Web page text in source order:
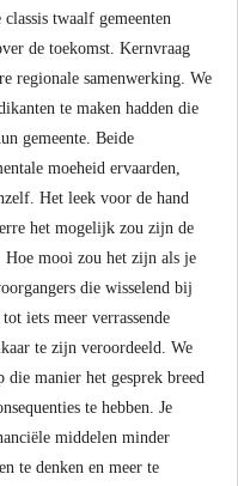
twaalf gemeenten
de toekomst. Kernvraag
regionale samenwerking. We
te maken hadden die
gemeente. Beide
moeheid ervaarden,
Het leek voor de hand
het mogelijk zou zijn de
Hoe mooi zou het zijn als je
die wisselend bij
iets meer verrassende
te zijn veroordeeld. We
manier het gesprek breed
te hebben. Je
middelen minder
te denken en meer te